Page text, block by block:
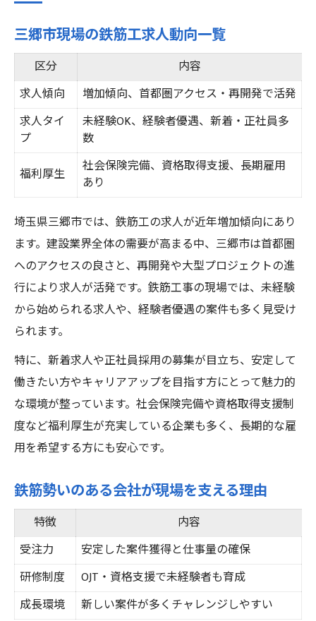
三郷市現場の鉄筋工求人動向一覧
区分
内容
求人傾向
増加傾向、首都圏アクセス・再開発で活発
求人タイ
プ
未経験OK、経験者優遇、新着・正社員多
数
福利厚生
社会保険完備、資格取得支援、長期雇用
あり
埼玉県三郷市では、鉄筋工の求人が近年増加傾向にあり
ます。建設業界全体の需要が高まる中、三郷市は首都圏
へのアクセスの良さと、再開発や大型プロジェクトの進
行により求人が活発です。鉄筋工事の現場では、未経験
から始められる求人や、経験者優遇の案件も多く見受け
られます。
特に、新着求人や正社員採用の募集が目立ち、安定して
働きたい方やキャリアアップを目指す方にとって魅力的
な環境が整っています。社会保険完備や資格取得支援制
度など福利厚生が充実している企業も多く、長期的な雇
用を希望する方にも安心です。
鉄筋勢いのある会社が現場を支える理由
特徴
内容
受注力
安定した案件獲得と仕事量の確保
研修制度
OJT・資格支援で未経験者も育成
成長環境
新しい案件が多くチャレンジしやすい